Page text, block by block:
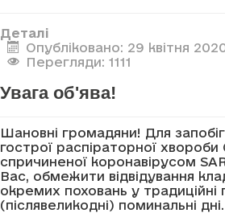
Деталі
Опубліковано: 29 квітня
Перегляди: 1111
Увага об'ява!
Шановні громадяни! Для
гострої распіраторної хвороби
спричиненої коронавірусом
Вас, обмежити відвідування
окремих поховань у традиційні
(післявеликодні) поминальні дні.